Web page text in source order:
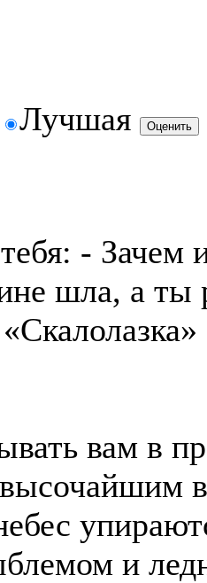
Лучшая
- Зачем
шла, а ты
вам в
высочайшим
и